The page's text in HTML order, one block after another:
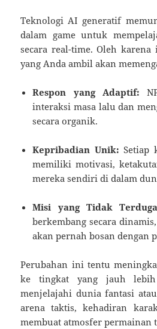
Teknologi AI generatif
dalam game untuk
secara real-time. Oleh
yang Anda ambil akan
Respon yang Adaptif:
interaksi masa lalu dan
secara organik.
Kepribadian Unik: Setiap
memiliki motivasi,
mereka sendiri di dalam
Misi yang Tidak
berkembang secara
akan pernah bosan dengan
Perubahan ini tentu
ke tingkat yang jauh
menjelajahi dunia fantasi
arena taktis, kehadiran
membuat atmosfer permainan